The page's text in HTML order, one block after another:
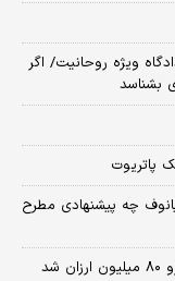
ویژه روحانیت/ اگر
بشناسد
پاتریوت
چه پیشنهادی مطرح